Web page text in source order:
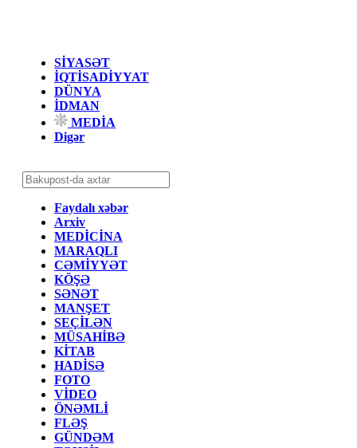
SİYASƏT
İQTİSADİYYAT
DÜNYA
İDMAN
MEDİA
Digər
Faydalı xəbər
Arxiv
MEDİCİNA
MARAQLI
CƏMİYYƏT
KÖŞƏ
SƏNƏT
MANŞET
SEÇİLƏN
MÜSAHİBƏ
KİTAB
HADİSƏ
FOTO
VİDEO
ÖNƏMLİ
FLƏŞ
GÜNDƏM